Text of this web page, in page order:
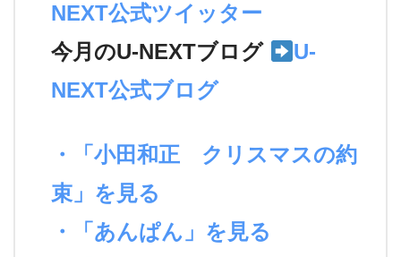
NEXT公式ツイッター
今月のU-NEXTブログ
U-
NEXT公式ブログ
・「小田和正 クリスマスの約
束」を見る
・「あんぱん」を見る